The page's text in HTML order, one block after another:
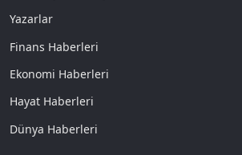
Yazarlar
Finans Haberleri
Ekonomi Haberleri
Hayat Haberleri
Dünya Haberleri